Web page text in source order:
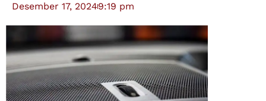
Desember 17, 20249:19 pm